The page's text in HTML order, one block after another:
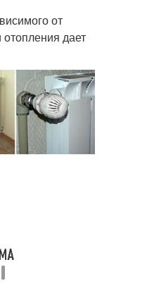
от
дает